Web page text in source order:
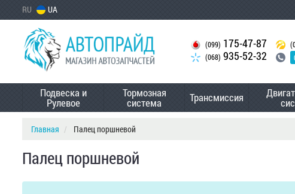
RU UA
(099) 175-47-87
(068) 935-52-32
Подвеска и
Рулевое
Тормозная
система Трансмиссия
Главная Палец поршневой
Палец поршневой